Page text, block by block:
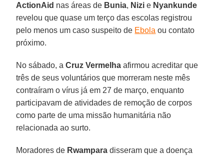
ActionAid nas áreas de Bunia, Nizi e Nyankunde
revelou que quase um terço das escolas registrou
pelo menos um caso suspeito de Ebola ou contato
próximo.
No sábado, aCruz Vermelha afirmou acreditar que
três de seus voluntários que morreram neste mês
contraíram o vírus já em 27 de março, enquanto
participavam de atividades de remoção de corpos
como parte de uma missão humanitária não
relacionada ao surto.
Moradores de Rwampara disseram que a doença